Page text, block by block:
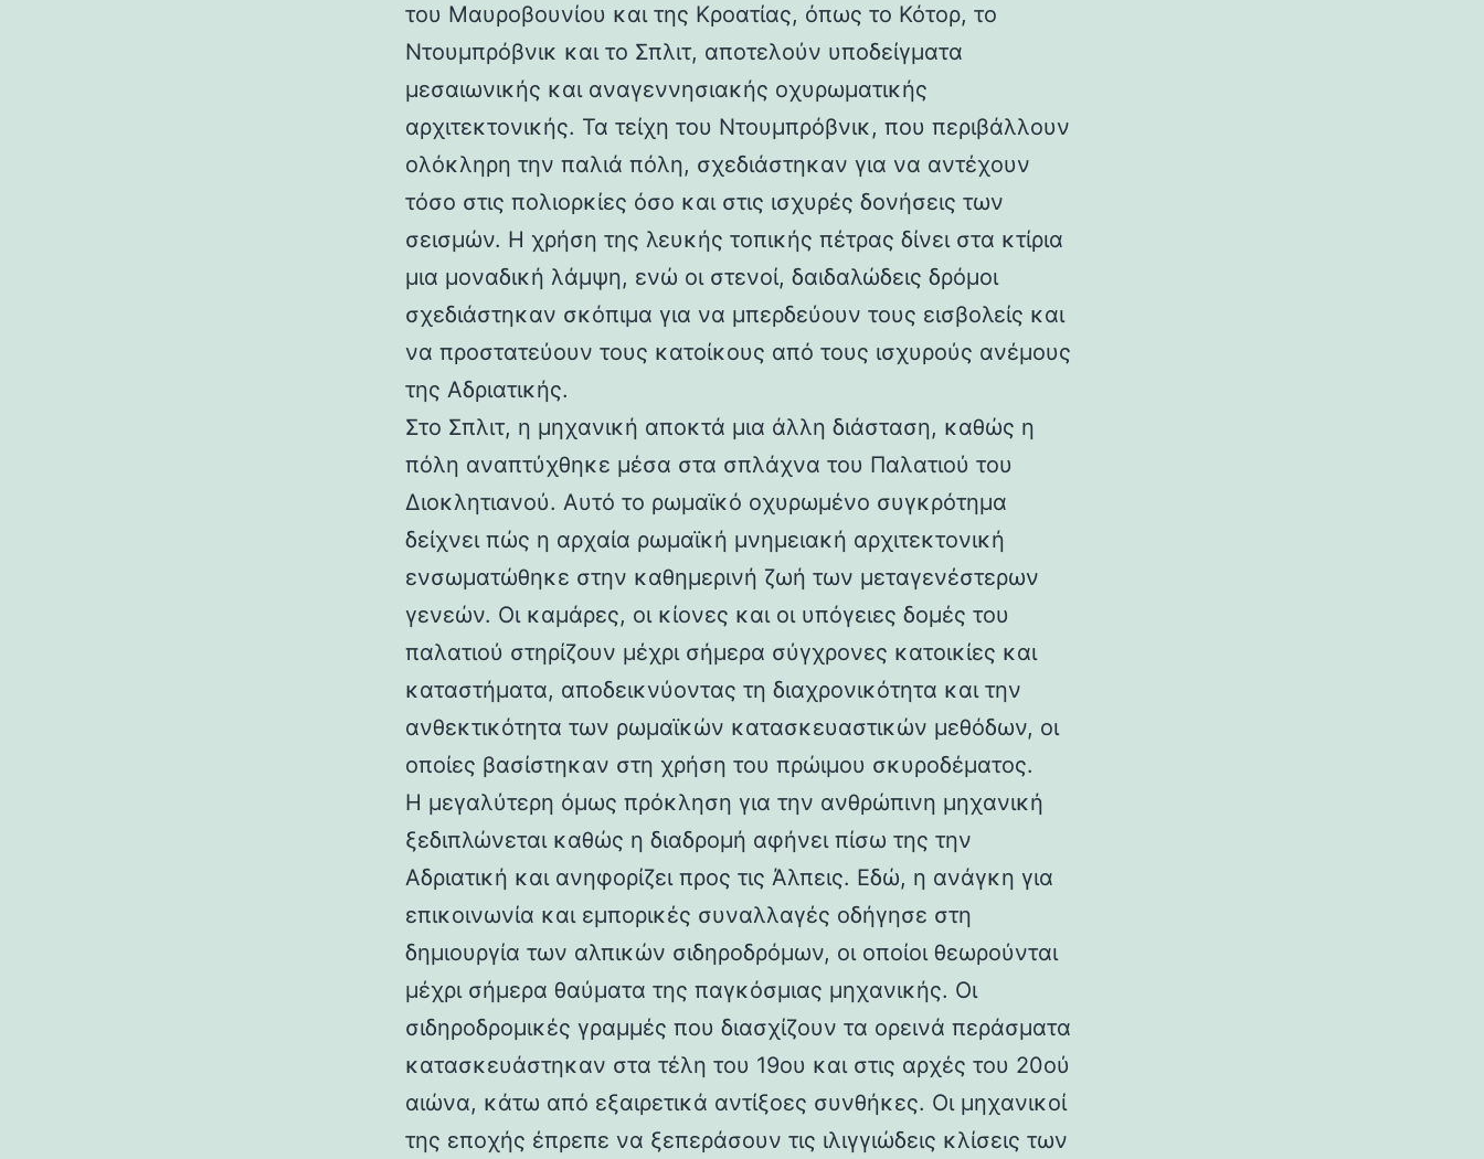
του Μαυροβουνίου και της Κροατίας, όπως το Κότορ, το
Ντουμπρόβνικ και το Σπλιτ, αποτελούν υποδείγματα
μεσαιωνικής και αναγεννησιακής οχυρωματικής
αρχιτεκτονικής. Τα τείχη του Ντουμπρόβνικ, που περιβάλλουν
ολόκληρη την παλιά πόλη, σχεδιάστηκαν για να αντέχουν
τόσο στις πολιορκίες όσο και στις ισχυρές δονήσεις των
σεισμών. Η χρήση της λευκής τοπικής πέτρας δίνει στα κτίρια
μια μοναδική λάμψη, ενώ οι στενοί, δαιδαλώδεις δρόμοι
σχεδιάστηκαν σκόπιμα για να μπερδεύουν τους εισβολείς και
να προστατεύουν τους κατοίκους από τους ισχυρούς ανέμους
της Αδριατικής.
Στο Σπλιτ, η μηχανική αποκτά μια άλλη διάσταση, καθώς η
πόλη αναπτύχθηκε μέσα στα σπλάχνα του Παλατιού του
Διοκλητιανού. Αυτό το ρωμαϊκό οχυρωμένο συγκρότημα
δείχνει πώς η αρχαία ρωμαϊκή μνημειακή αρχιτεκτονική
ενσωματώθηκε στην καθημερινή ζωή των μεταγενέστερων
γενεών. Οι καμάρες, οι κίονες και οι υπόγειες δομές του
παλατιού στηρίζουν μέχρι σήμερα σύγχρονες κατοικίες και
καταστήματα, αποδεικνύοντας τη διαχρονικότητα και την
ανθεκτικότητα των ρωμαϊκών κατασκευαστικών μεθόδων, οι
οποίες βασίστηκαν στη χρήση του πρώιμου σκυροδέματος.
Η μεγαλύτερη όμως πρόκληση για την ανθρώπινη μηχανική
ξεδιπλώνεται καθώς η διαδρομή αφήνει πίσω της την
Αδριατική και ανηφορίζει προς τις Άλπεις. Εδώ, η ανάγκη για
επικοινωνία και εμπορικές συναλλαγές οδήγησε στη
δημιουργία των αλπικών σιδηροδρόμων, οι οποίοι θεωρούνται
μέχρι σήμερα θαύματα της παγκόσμιας μηχανικής. Οι
σιδηροδρομικές γραμμές που διασχίζουν τα ορεινά περάσματα
κατασκευάστηκαν στα τέλη του 19ου και στις αρχές του 20ού
αιώνα, κάτω από εξαιρετικά αντίξοες συνθήκες. Οι μηχανικοί
της εποχής έπρεπε να ξεπεράσουν τις ιλιγγιώδεις κλίσεις των